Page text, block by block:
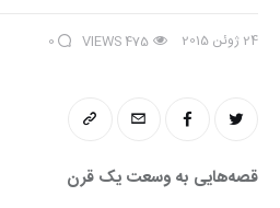
درباره ما
24 ژوئن 2015 475
VIEWS
0
قصه‌هایی به وسعت یک قرن